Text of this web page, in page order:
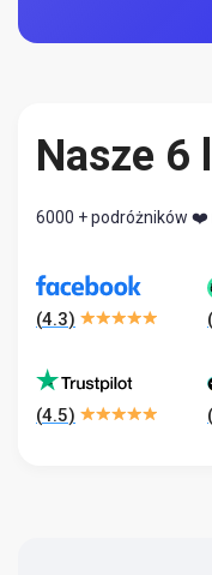
Nasze 6
6000 + podróżników ❤️
(4.3) (
(4.5) (